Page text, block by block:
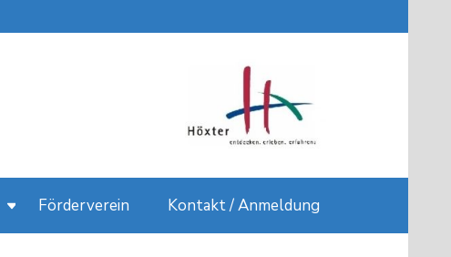
Förderverein Kontakt / Anmeldung